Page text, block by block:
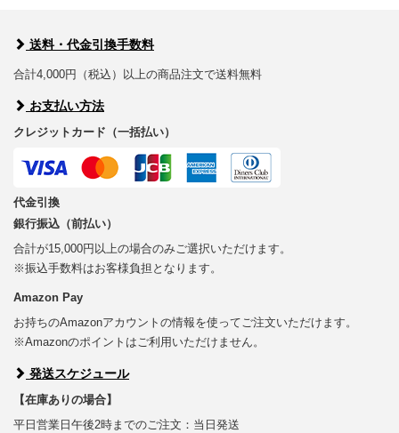
送料・代金引換手数料
合計4,000円（税込）以上の商品注文で送料無料
お支払い方法
クレジットカード（一括払い）
代金引換
銀行振込（前払い）
合計が15,000円以上の場合のみご選択いただけます。
※振込手数料はお客様負担となります。
Amazon Pay
お持ちのAmazonアカウントの情報を使ってご注文いただけます。
※Amazonのポイントはご利用いただけません。
発送スケジュール
【在庫ありの場合】
平日営業日午後2時までのご注文：当日発送